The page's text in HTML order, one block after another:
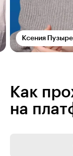
Ксения
Как
на